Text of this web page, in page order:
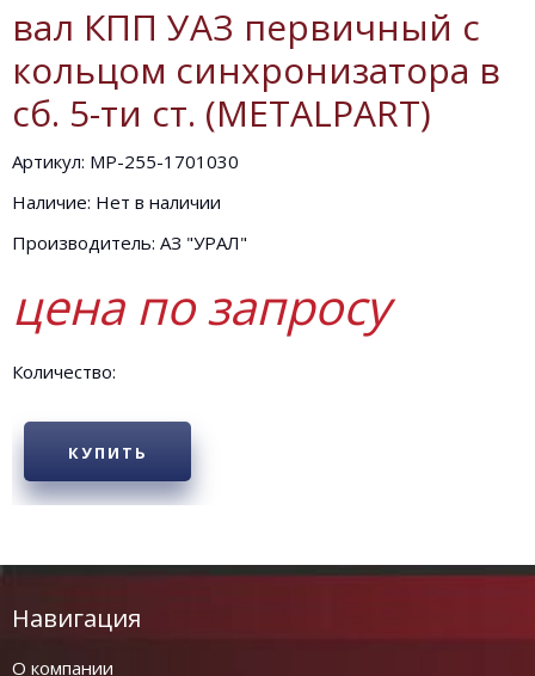
вал КПП УАЗ первичный с
кольцом синхронизатора в
сб. 5-ти ст. (METALPART)
Артикул: MP-255-1701030
Наличие: Нет в наличии
Производитель: АЗ "УРАЛ"
цена по запросу
Количество:
КУПИТЬ
Навигация
О компании